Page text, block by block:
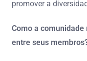
promover a
Como a
entre seus